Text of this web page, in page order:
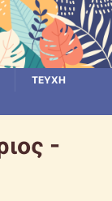
ΤΕΥΧΗ
-